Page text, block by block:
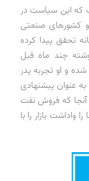
که این سیاست در
و کشورهای صنعتی
تحقق پیدا کرده
چند ماه قبل
و او تجربه پدر
خود را در مواجهه با شوروی سابق در سال 1986 به عنوان پیشنهادی
آنجا که فروش نفت
بازار را با